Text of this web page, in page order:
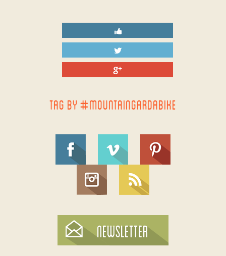
TAG BY #MOUNTAINGARDABIKE